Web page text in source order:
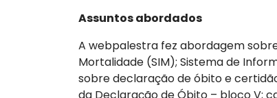
Assuntos abordados
A webpalestra fez abordagem
Mortalidade (SIM); Sistema de
sobre declaração de óbito e